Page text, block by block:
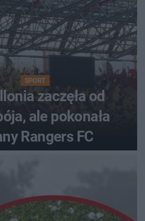
SPORT
zaczęła od
ale pokonała
Rangers FC